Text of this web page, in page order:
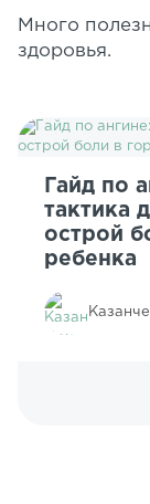
Много
здоровья.
Гайд по
тактика
острой
ребенка